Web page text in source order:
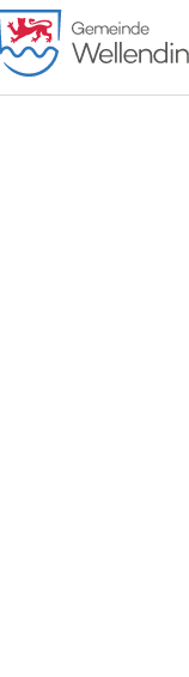
MENÜ
Gütern